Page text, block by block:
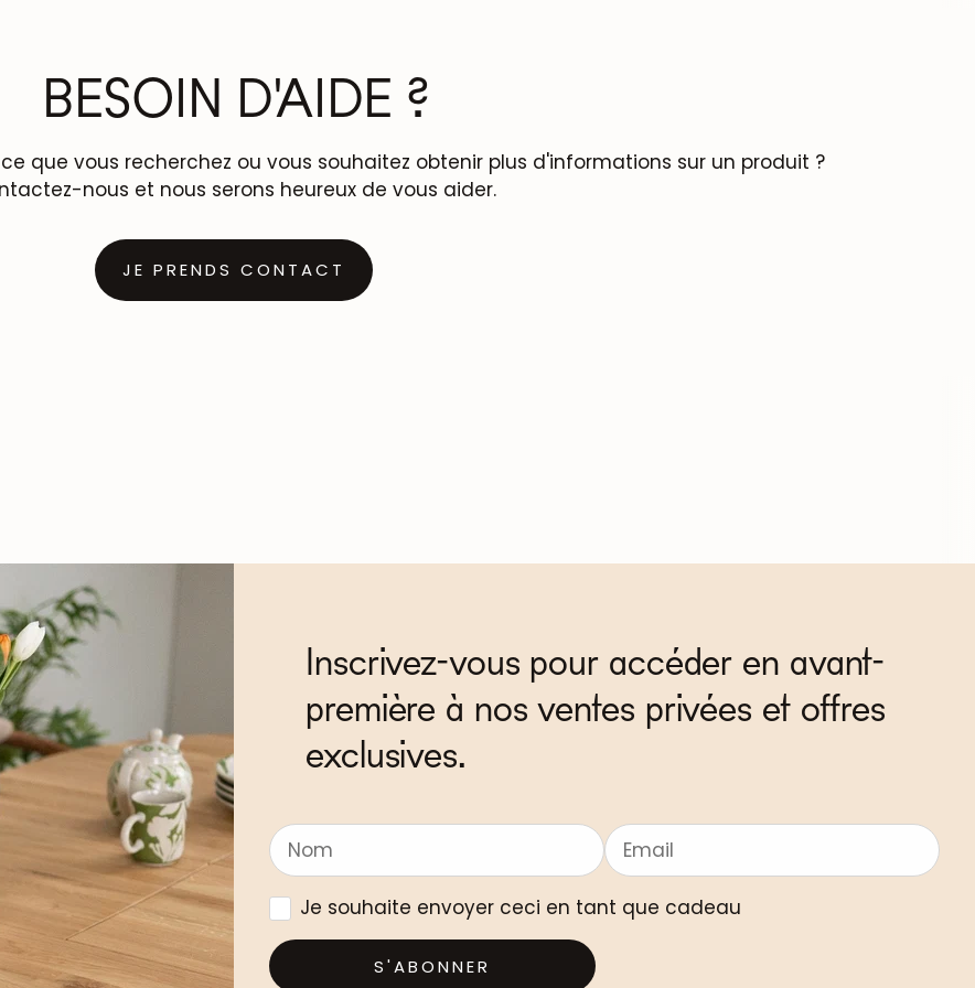
BESOIN D'AIDE ?
que vous recherchez ou vous souhaitez obtenir plus d'informations sur un produit ?
nous et nous serons heureux de vous aider.
JE PRENDS CONTACT
Inscrivez-vous pour accéder en avant-
première à nos ventes privées et offres
exclusives.
Je souhaite envoyer ceci en tant que cadeau
S'ABONNER